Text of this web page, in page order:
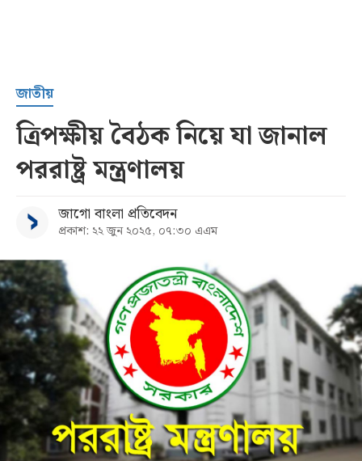
সর্বশেষ
বিভাগ
আর্কাইভ
কনভার্টার
জাতীয়
ত্রিপক্ষীয় বৈঠক নিয়ে যা জানাল
পররাষ্ট্র মন্ত্রণালয়
জাগো বাংলা প্রতিবেদন
প্রকাশ: ২২ জুন ২০২৫, ০৭:৩০ এএম